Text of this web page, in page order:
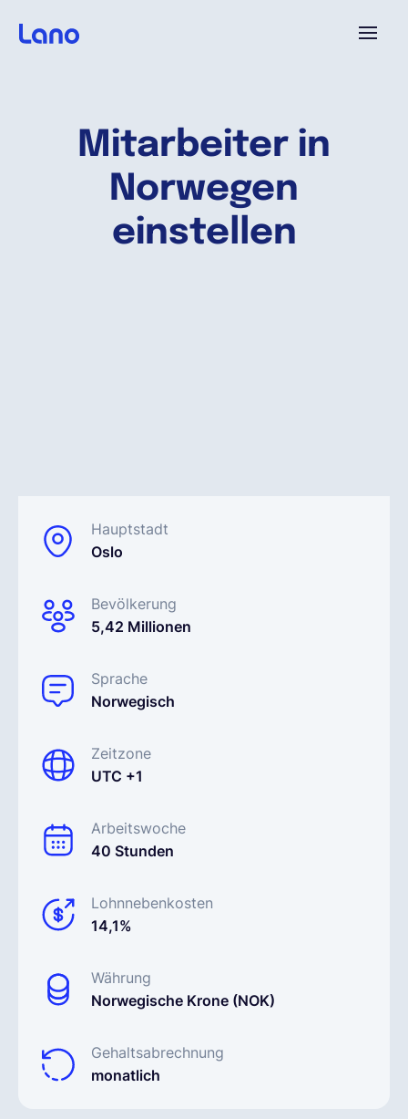
Mitarbeiter in
Norwegen
einstellen
Hauptstadt
Oslo
Bevölkerung
5,42 Millionen
Sprache
Norwegisch
Zeitzone
UTC +1
Arbeitswoche
40 Stunden
Lohnnebenkosten
14,1%
Währung
Norwegische Krone (NOK)
Gehaltsabrechnung
monatlich
Warum Lano?
Contractor Management